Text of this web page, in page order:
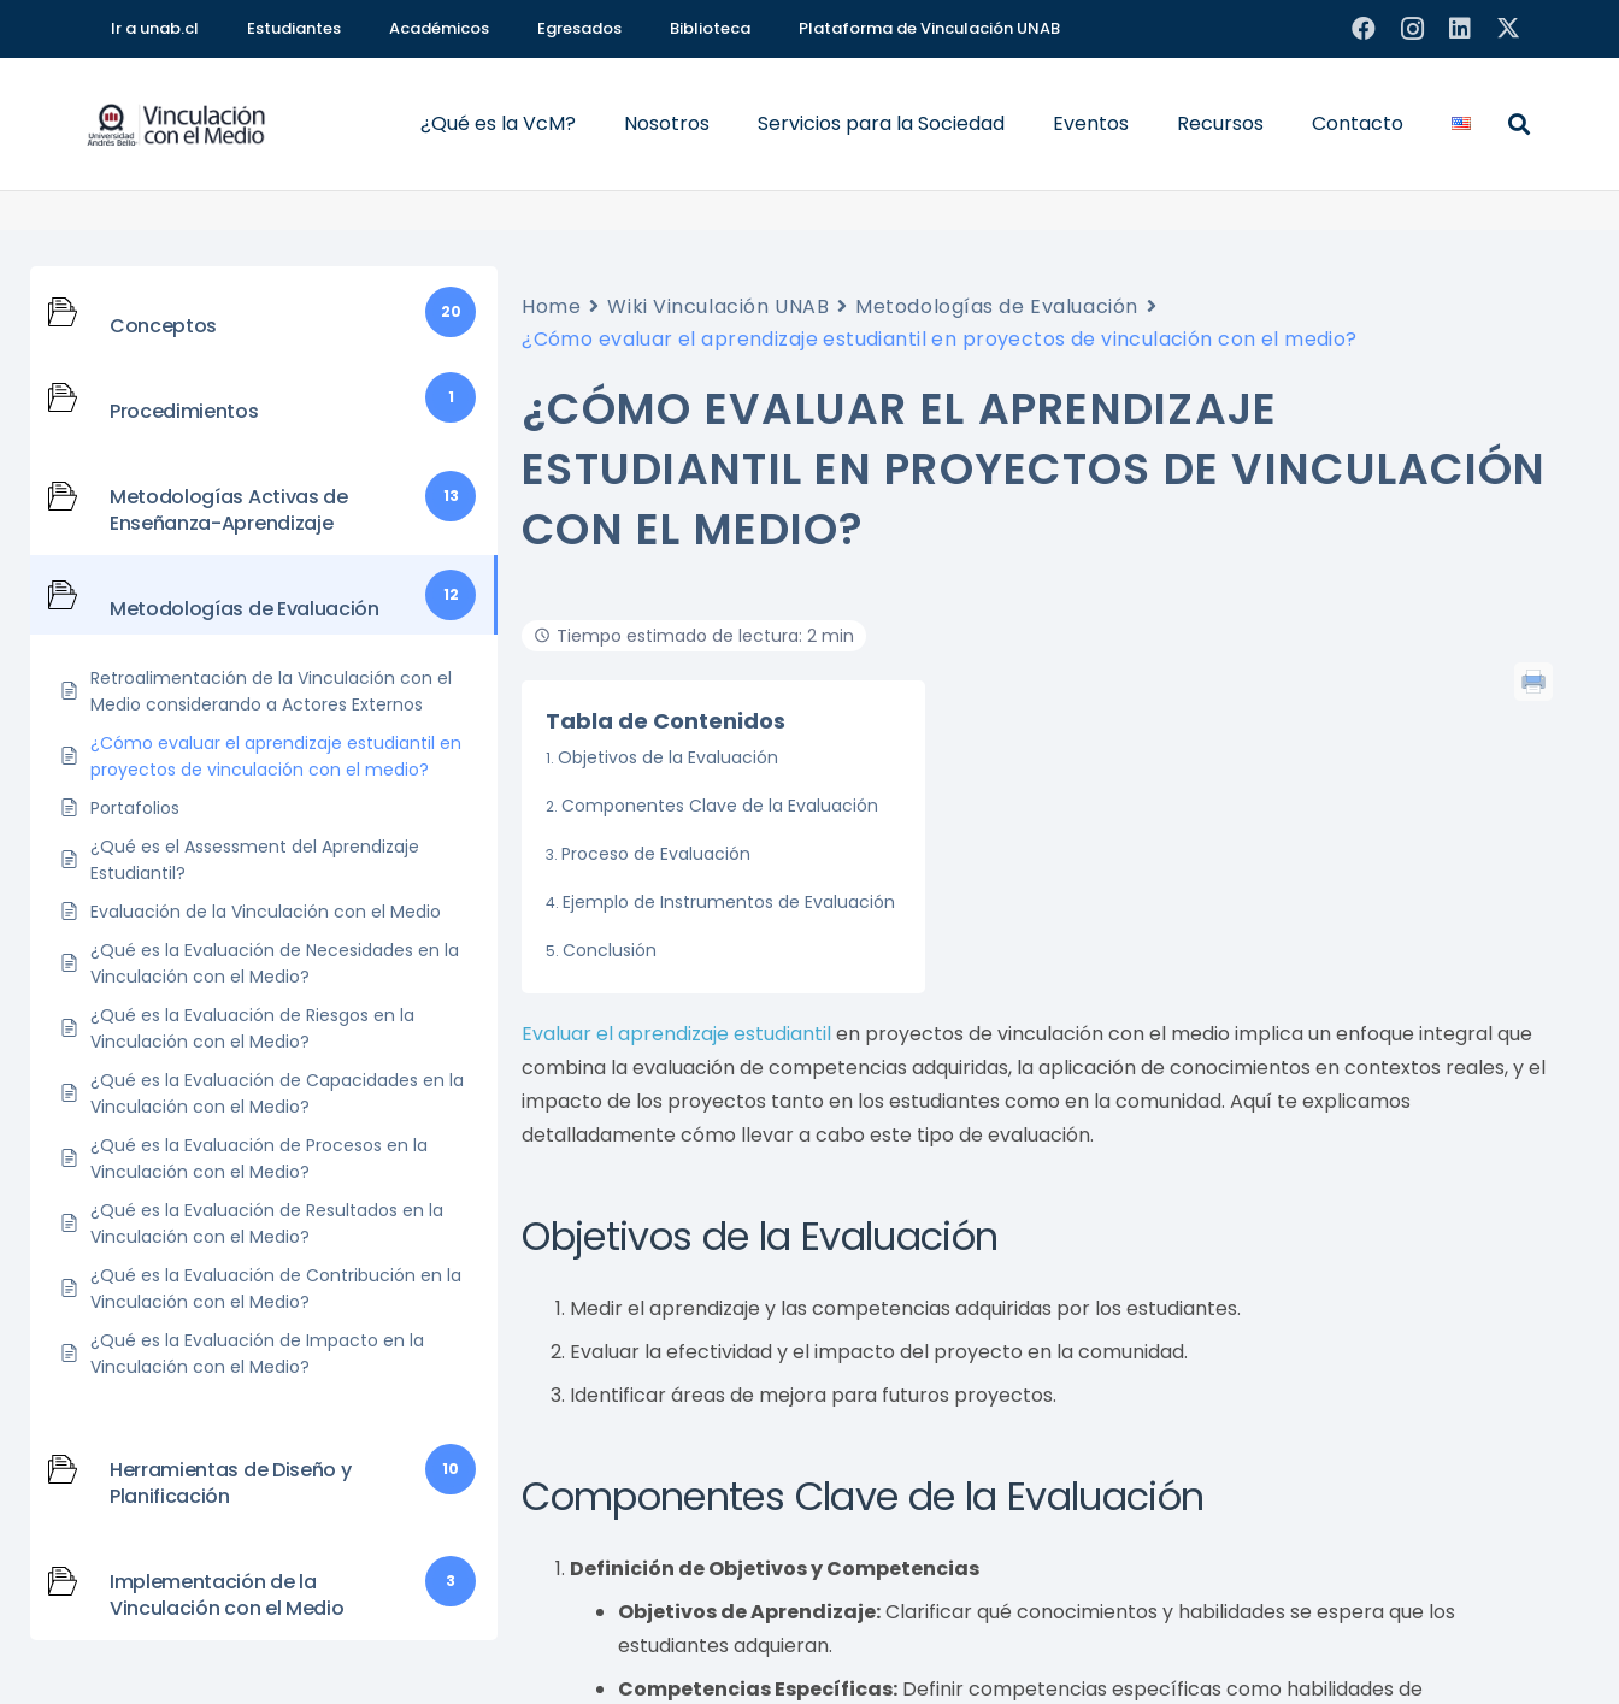
Ir a unab.cl Estudiantes Académicos Egresados Biblioteca Plataforma de Vinculación UNAB
¿Qué es la VcM? Nosotros Servicios para la Sociedad Eventos Recursos Contacto
Conceptos
20
Procedimientos
1
Metodologías Activas de
Enseñanza-Aprendizaje
13
Metodologías de Evaluación
12
Retroalimentación de la Vinculación con el
Medio considerando a Actores Externos
¿Cómo evaluar el aprendizaje estudiantil en
proyectos de vinculación con el medio?
Portafolios
¿Qué es el Assessment del Aprendizaje
Estudiantil?
Evaluación de la Vinculación con el Medio
¿Qué es la Evaluación de Necesidades en la
Vinculación con el Medio?
¿Qué es la Evaluación de Riesgos en la
Vinculación con el Medio?
¿Qué es la Evaluación de Capacidades en la
Vinculación con el Medio?
¿Qué es la Evaluación de Procesos en la
Vinculación con el Medio?
¿Qué es la Evaluación de Resultados en la
Vinculación con el Medio?
¿Qué es la Evaluación de Contribución en la
Vinculación con el Medio?
¿Qué es la Evaluación de Impacto en la
Vinculación con el Medio?
Herramientas de Diseño y
Planificación
10
Implementación de la
Vinculación con el Medio
3
Home Wiki Vinculación UNAB
Metodologías de Evaluación
¿Cómo evaluar el aprendizaje estudiantil en proyectos de vinculación con el medio?
¿CÓMO EVALUAR EL APRENDIZAJE
ESTUDIANTIL EN PROYECTOS DE VINCULACIÓN
CON EL MEDIO?
Tiempo estimado de lectura: 2 min
Tabla de Contenidos
Objetivos de la Evaluación
Componentes Clave de la Evaluación
Proceso de Evaluación
Ejemplo de Instrumentos de Evaluación
Conclusión
Evaluar el aprendizaje estudiantilen proyectos de vinculación con el medio implica un enfoque integral que
combina la evaluación de competencias adquiridas, la aplicación de conocimientos en contextos reales, y el
impacto de los proyectos tanto en los estudiantes como en la comunidad. Aquí te explicamos
detalladamente cómo llevar a cabo este tipo de evaluación.
Objetivos de la Evaluación
Medir el aprendizaje y las competencias adquiridas por los estudiantes.
Evaluar la efectividad y el impacto del proyecto en la comunidad.
Identificar áreas de mejora para futuros proyectos.
Componentes Clave de la Evaluación
Definición de Objetivos y Competencias
Objetivos de Aprendizaje:Clarificar qué conocimientos y habilidades se espera que los
estudiantes adquieran.
Competencias Específicas: Definir competencias específicas como habilidades de